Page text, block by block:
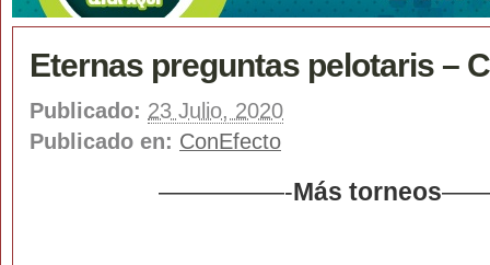
Eternas preguntas pelotaris –
Publicado: 23 Julio, 2020
Publicado en: ConEfecto
—————-Más torneos